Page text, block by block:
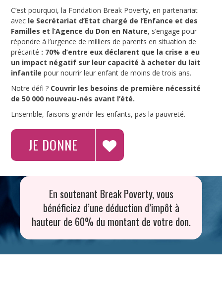
C’est pourquoi, la Fondation Break Poverty, en partenariat
avec le Secrétariat d’Etat chargé de l’Enfance et des
Familles et l’Agence du Don en Nature, s’engage pour
répondre à l’urgence de milliers de parents en situation de
précarité : 70% d’entre eux déclarent que la crise a eu
un impact négatif sur leur capacité à acheter du lait
infantile pour nourrir leur enfant de moins de trois ans.
Notre défi ? Couvrir les besoins de première nécessité
de 50 000 nouveau-nés avant l’été.
Ensemble, faisons grandir les enfants, pas la pauvreté.
JE DONNE
En soutenant Break Poverty, vous
bénéficiez d’une déduction d’impôt à
hauteur de 60% du montant de votre don.